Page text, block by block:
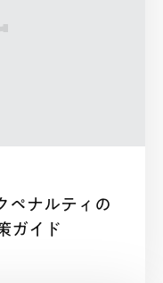
ペナルティの
ガイド